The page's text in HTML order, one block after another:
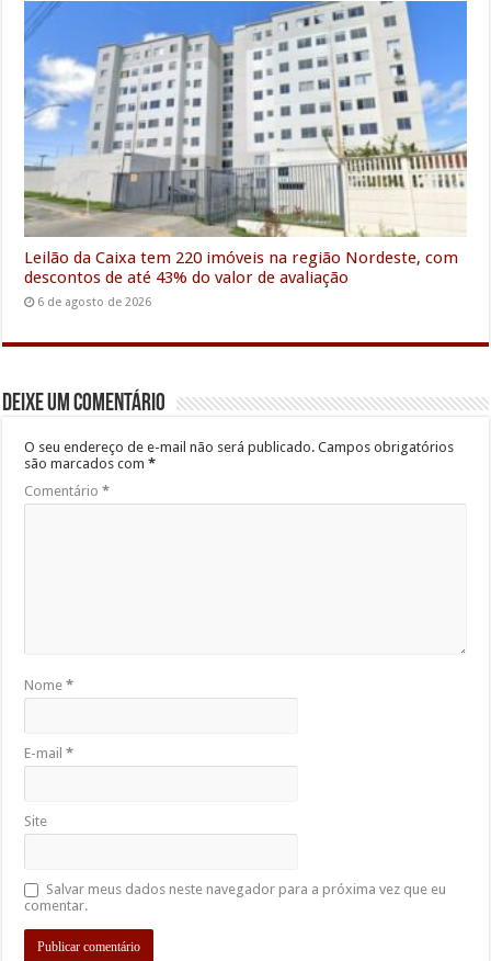
Leilão da Caixa tem 220 imóveis na região Nordeste, com
descontos de até 43% do valor de avaliação
6 de agosto de 2026
Deixe um comentário
O seu endereço de e-mail não será publicado. Campos obrigatórios
são marcados com*
Comentário*
Nome*
E-mail*
Site
Salvar meus dados neste navegador para a próxima vez que eu
comentar.